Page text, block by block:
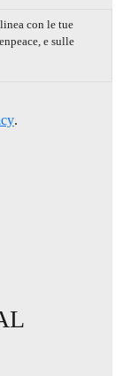
con le tue
e sulle
.